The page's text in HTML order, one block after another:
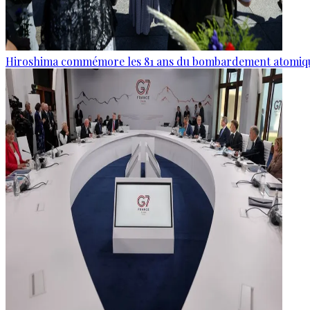
Hiroshima commémore les 81 ans du bombardement